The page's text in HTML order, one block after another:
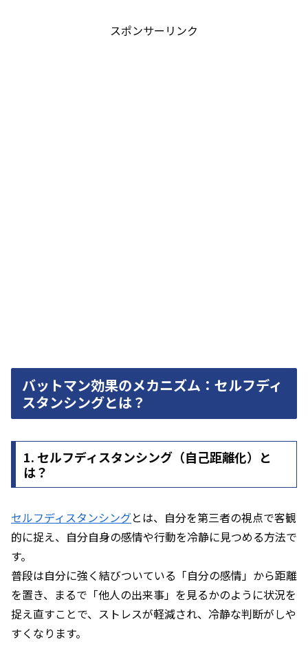
スポンサーリンク
バットマン効果のメカニズム：セルフディ
スタンシングとは？
1. セルフディスタンシング（自己距離化）と
は？
セルフディスタンシングとは、自分を第三者の視点で客観
的に捉え、自分自身の感情や行動を冷静に見つめる方法で
す。
普段は自分に強く結びついている「自分の感情」から距離
を置き、まるで「他人の出来事」を見るかのように状況を
捉え直すことで、ストレスが軽減され、冷静な判断がしや
すくなります。